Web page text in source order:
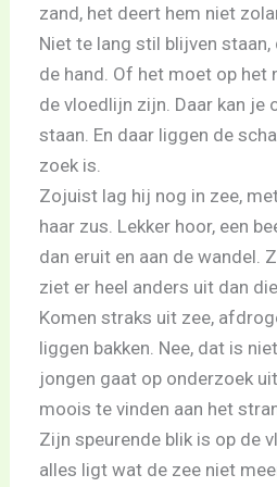
zand, het deert hem niet
Niet te lang stil blijven staan,
de hand. Of het moet op het
de vloedlijn zijn. Daar kan je
staan. En daar liggen de
zoek is.
Zojuist lag hij nog in zee,
haar zus. Lekker hoor, een
dan eruit en aan de wandel.
ziet er heel anders uit dan
Komen straks uit zee,
liggen bakken. Nee, dat is
jongen gaat op onderzoek
moois te vinden aan het
Zijn speurende blik is op de
alles ligt wat de zee niet